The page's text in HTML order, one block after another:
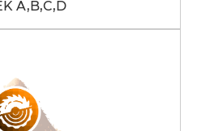
A,B,C,D